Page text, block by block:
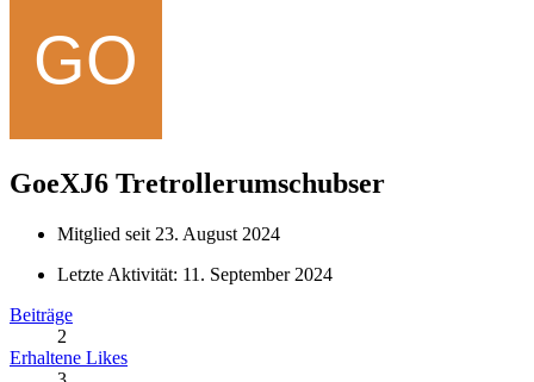
GoeXJ6 Tretrollerumschubser
Mitglied seit 23. August 2024
Letzte Aktivität: 11. September 2024
Beiträge
2
Erhaltene Likes